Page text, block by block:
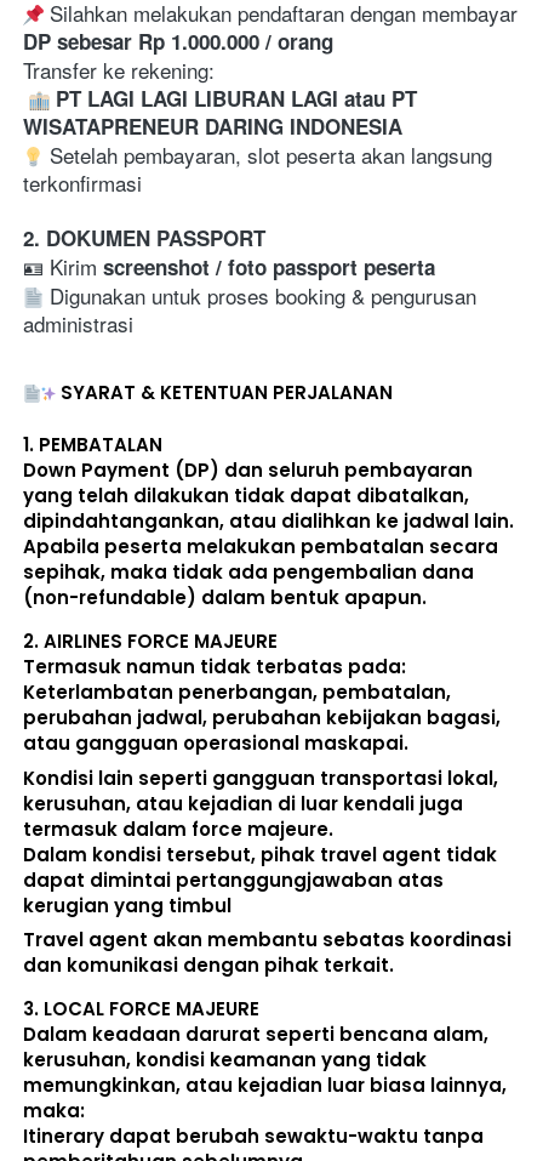
DP sebesar Rp 1.000.000 / orang
Transfer ke rekening:
PT LAGI LAGI LIBURAN LAGI atau PT
WISATAPRENEUR DARING INDONESIA
Setelah pembayaran, slot peserta akan langsung
terkonfirmasi
2. DOKUMEN PASSPORT
🪪 Kirim screenshot / foto passport peserta
Digunakan untuk proses booking & pengurusan
administrasi
SYARAT & KETENTUAN PERJALANAN
1. PEMBATALAN
Down Payment (DP) dan seluruh pembayaran
yang telah dilakukan tidak dapat dibatalkan,
dipindahtangankan, atau dialihkan ke jadwal lain.
Apabila peserta melakukan pembatalan secara
sepihak, maka tidak ada pengembalian dana
(non-refundable) dalam bentuk apapun.
2. AIRLINES FORCE MAJEURE
Termasuk namun tidak terbatas pada:
Keterlambatan penerbangan, pembatalan,
perubahan jadwal, perubahan kebijakan bagasi,
atau gangguan operasional maskapai.
Kondisi lain seperti gangguan transportasi lokal,
kerusuhan, atau kejadian di luar kendali juga
termasuk dalam force majeure.
Dalam kondisi tersebut, pihak travel agent tidak
dapat dimintai pertanggungjawaban atas
kerugian yang timbul
Travel agent akan membantu sebatas koordinasi
dan komunikasi dengan pihak terkait.
3. LOCAL FORCE MAJEURE
Dalam keadaan darurat seperti bencana alam,
kerusuhan, kondisi keamanan yang tidak
memungkinkan, atau kejadian luar biasa lainnya,
maka:
Itinerary dapat berubah sewaktu-waktu tanpa